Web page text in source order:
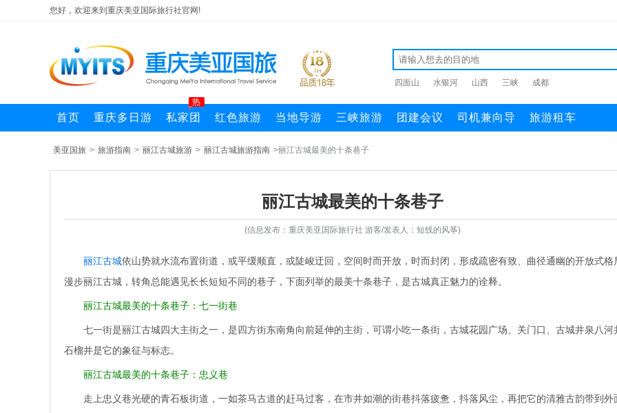
您好，欢迎来到重庆美亚国际旅行社官网!
四面山 水银河 山西 三峡 成都
首页 重庆多日游 私家团
热
红色旅游 当地导游 三峡旅游 团建会议 司机兼向导 旅游租车
美亚国旅 > 旅游指南 > 丽江古城旅游 > 丽江古城旅游指南 >丽江古城最美的十条巷子
丽江古城最美的十条巷子
(信息发布：重庆美亚国际旅行社 游客/发表人：短线的风筝)
丽江古城依山势就水流布置街道，或平缓顺直，或陡峻迂回，空间时而开放，时而封闭，形成疏密有致、曲径通幽的开放式格
漫步丽江古城，转角总能遇见长长短短不同的巷子，下面列举的最美十条巷子，是古城真正魅力的诠释。
丽江古城最美的十条巷子：七一街巷
七一街是丽江古城四大主街之一，是四方街东南角向前延伸的主街，可谓小吃一条街，古城花园广场、关门口、古城井泉八河
石榴井是它的象征与标志。
丽江古城最美的十条巷子：忠义巷
走上忠义巷光硬的青石板街道，一如茶马古道的赶马过客，在市井如潮的街巷抖落疲惫，抖落风尘，再把它的清雅古韵带到外